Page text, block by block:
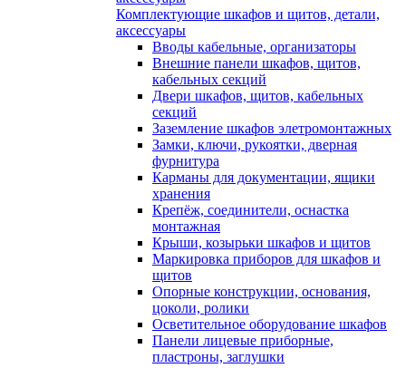
Комплектующие шкафов и щитов, детали,
аксессуары
Вводы кабельные, организаторы
Внешние панели шкафов, щитов,
кабельных секций
Двери шкафов, щитов, кабельных
секций
Заземление шкафов элетромонтажных
Замки, ключи, рукоятки, дверная
фурнитура
Карманы для документации, ящики
хранения
Крепёж, соединители, оснастка
монтажная
Крыши, козырьки шкафов и щитов
Маркировка приборов для шкафов и
щитов
Опорные конструкции, основания,
цоколи, ролики
Осветительное оборудование шкафов
Панели лицевые приборные,
пластроны, заглушки